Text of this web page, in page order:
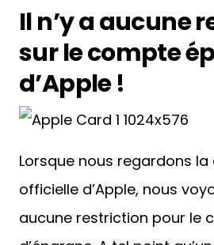
Il n’y a aucune
sur le compte
d’Apple !
Lorsque nous regardons
officielle d’Apple, nous
aucune restriction pour le